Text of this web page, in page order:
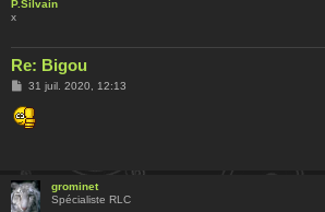
P.Silvain
x
Re: Bigou
M
s
s
31 juil. 2020, 12:13
grominet
Spécialiste RLC